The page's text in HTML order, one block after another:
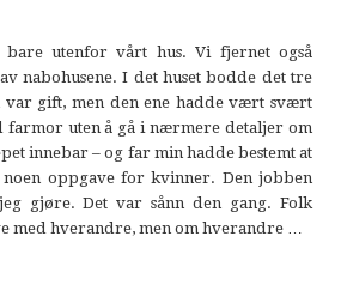
utenfor vårt hus. Vi fjernet også
nabohusene. I det huset bodde det tre
var gift, men den ene hadde vært svært
uten å gå i nærmere detaljer om
innebar – og far min hadde bestemt at
oppgave for kvinner. Den jobben
gjøre. Det var sånn den gang. Folk
med hverandre, men om hverandre …